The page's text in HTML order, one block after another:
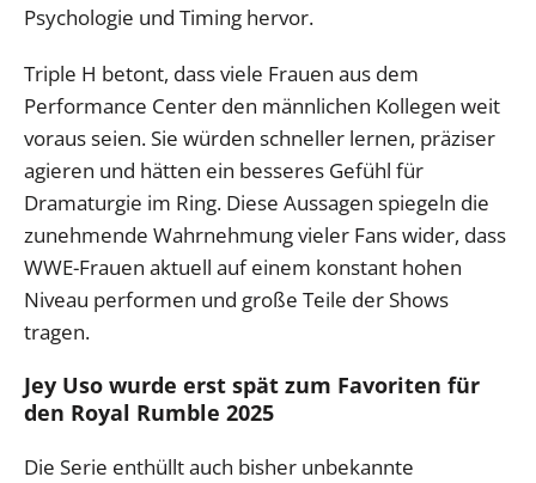
Psychologie und Timing hervor.
Triple H betont, dass viele Frauen aus dem
Performance Center den männlichen Kollegen weit
voraus seien. Sie würden schneller lernen, präziser
agieren und hätten ein besseres Gefühl für
Dramaturgie im Ring. Diese Aussagen spiegeln die
zunehmende Wahrnehmung vieler Fans wider, dass
WWE-Frauen aktuell auf einem konstant hohen
Niveau performen und große Teile der Shows
tragen.
Jey Uso wurde erst spät zum Favoriten für
den Royal Rumble 2025
Die Serie enthüllt auch bisher unbekannte